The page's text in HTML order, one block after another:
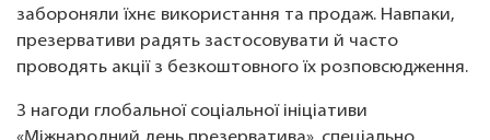
забороняли їхнє використання та продаж. Навпаки,
презервативи радять застосовувати й часто
проводять акції з безкоштовного їх розповсюдження.
З нагоди глобальної соціальної ініціативи